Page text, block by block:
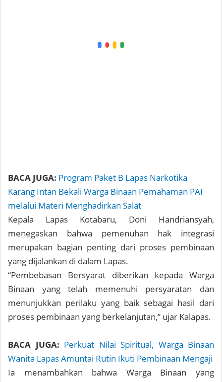
BACA JUGA: Program Paket B Lapas Narkotika
Karang Intan Bekali Warga Binaan Pemahaman PAI
melalui Materi Menghadirkan Salat
Kepala Lapas Kotabaru, Doni Handriansyah,
menegaskan bahwa pemenuhan hak integrasi
merupakan bagian penting dari proses pembinaan
yang dijalankan di dalam Lapas.
“Pembebasan Bersyarat diberikan kepada Warga
Binaan yang telah memenuhi persyaratan dan
menunjukkan perilaku yang baik sebagai hasil dari
proses pembinaan yang berkelanjutan,” ujar Kalapas.
BACA JUGA: Perkuat Nilai Spiritual, Warga Binaan
Wanita Lapas Amuntai Rutin Ikuti Pembinaan Mengaji
Ia menambahkan bahwa Warga Binaan yang